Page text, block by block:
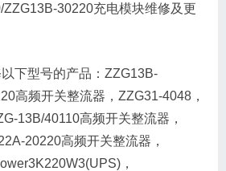
30220充电模块维修及更
下型号的产品：ZZG13B-
高频开关整流器，ZZG31-4048，
13B/40110高频开关整流器，
20220高频开关整流器，
，